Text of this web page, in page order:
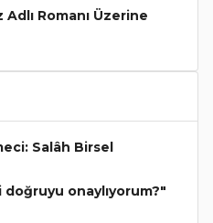
Adlı Romanı Üzerine
Salâh Birsel
doğruyu onaylıyorum?"